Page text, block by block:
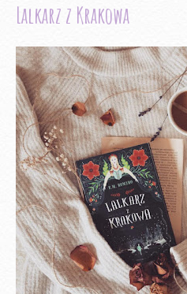
Lalkarz z Krakowa